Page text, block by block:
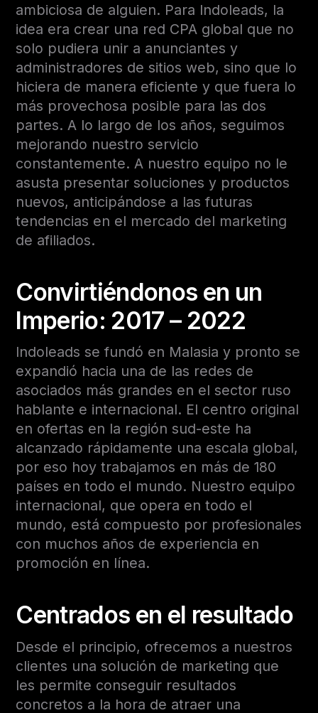
ambiciosa de alguien. Para Indoleads, la
idea era crear una red CPA global que no
solo pudiera unir a anunciantes y
administradores de sitios web, sino que lo
hiciera de manera eficiente y que fuera lo
más provechosa posible para las dos
partes. A lo largo de los años, seguimos
mejorando nuestro servicio
constantemente. A nuestro equipo no le
asusta presentar soluciones y productos
nuevos, anticipándose a las futuras
tendencias en el mercado del marketing
de afiliados.
Convirtiéndonos en un
Imperio: 2017 – 2022
Indoleads se fundó en Malasia y pronto se
expandió hacia una de las redes de
asociados más grandes en el sector ruso
hablante e internacional. El centro original
en ofertas en la región sud-este ha
alcanzado rápidamente una escala global,
por eso hoy trabajamos en más de 180
países en todo el mundo. Nuestro equipo
internacional, que opera en todo el
mundo, está compuesto por profesionales
con muchos años de experiencia en
promoción en línea.
Centrados en el resultado
Desde el principio, ofrecemos a nuestros
clientes una solución de marketing que
les permite conseguir resultados
concretos a la hora de atraer una